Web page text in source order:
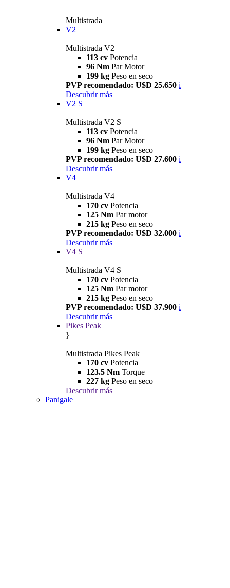
Multistrada
V2
Multistrada V2
113 cv Potencia
96 Nm Par Motor
199 kg Peso en seco
PVP recomendado: U$D 25.650 i
Descubrir más
V2 S
Multistrada V2 S
113 cv Potencia
96 Nm Par Motor
199 kg Peso en seco
PVP recomendado: U$D 27.600 i
Descubrir más
V4
Multistrada V4
170 cv Potencia
125 Nm Par motor
215 kg Peso en seco
PVP recomendado: U$D 32.000 i
Descubrir más
V4 S
Multistrada V4 S
170 cv Potencia
125 Nm Par motor
215 kg Peso en seco
PVP recomendado: U$D 37.900 i
Descubrir más
Pikes Peak
}
Multistrada Pikes Peak
170 cv Potencia
123.5 Nm Torque
227 kg Peso en seco
Descubrir más
Panigale